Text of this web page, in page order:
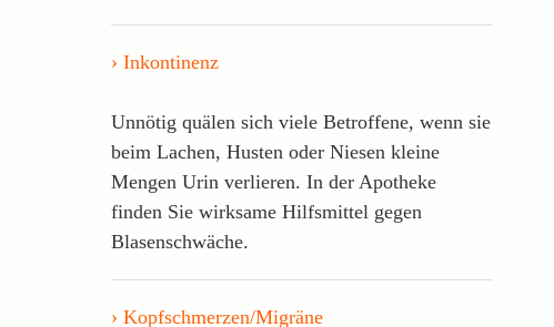
Inkontinenz
Unnötig quälen sich viele Betroffene, wenn sie
beim Lachen, Husten oder Niesen kleine
Mengen Urin verlieren. In der Apotheke
finden Sie wirksame Hilfsmittel gegen
Blasenschwäche.
Kopfschmerzen/Migräne